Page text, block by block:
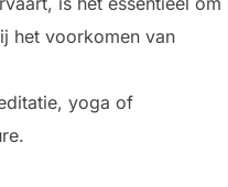
het voorkomen van
yoga of